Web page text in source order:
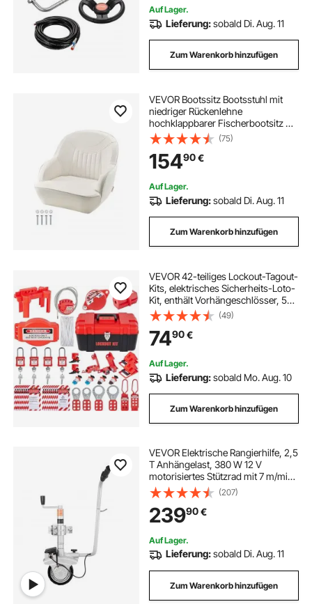
Auf Lager.
Lieferung:sobald Di. Aug. 11
Zum Warenkorb hinzufügen
VEVOR Bootssitz Bootsstuhl mit
niedriger Rückenlehne
hochklappbarer Fischerbootsitz mit
verdicktem Schwammkissen &
PVC-Leder & ergonomischem
Design Bootssitz für Fischerboote
Yachten Schiffe weiß
(75)
15490€
Auf Lager.
Lieferung:sobald Di. Aug. 11
Zum Warenkorb hinzufügen
VEVOR 42-teiliges Lockout-Tagout-
Kits, elektrisches Sicherheits-Loto-
Kit, enthält Vorhängeschlösser, 5
Arten von Lockouts, Haspen,
Anhänger und Kabelbinder, Box,
Lockout-Sicherheitswerkzeuge für
die Beseitigung elektrischer Risiken
in Industrie und Maschinen
(49)
7490€
Auf Lager.
Lieferung:sobald Mo. Aug. 10
Zum Warenkorb hinzufügen
VEVOR Elektrische Rangierhilfe, 2,5
T Anhängelast, 380 W 12 V
motorisiertes Stützrad mit 7 m/min
Bewegungsgeschwindigkeit,
einstellbare Klemmhöhe &
Gummireifen, zum Bewegen von
Wohnwagen & Booten
(207)
23990€
Auf Lager.
Lieferung:sobald Di. Aug. 11
Zum Warenkorb hinzufügen